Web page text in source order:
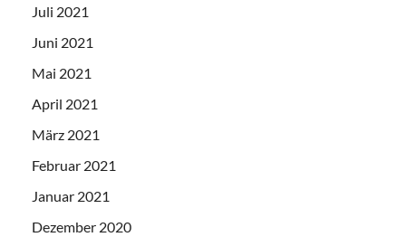
Juli 2021
Juni 2021
Mai 2021
April 2021
März 2021
Februar 2021
Januar 2021
Dezember 2020